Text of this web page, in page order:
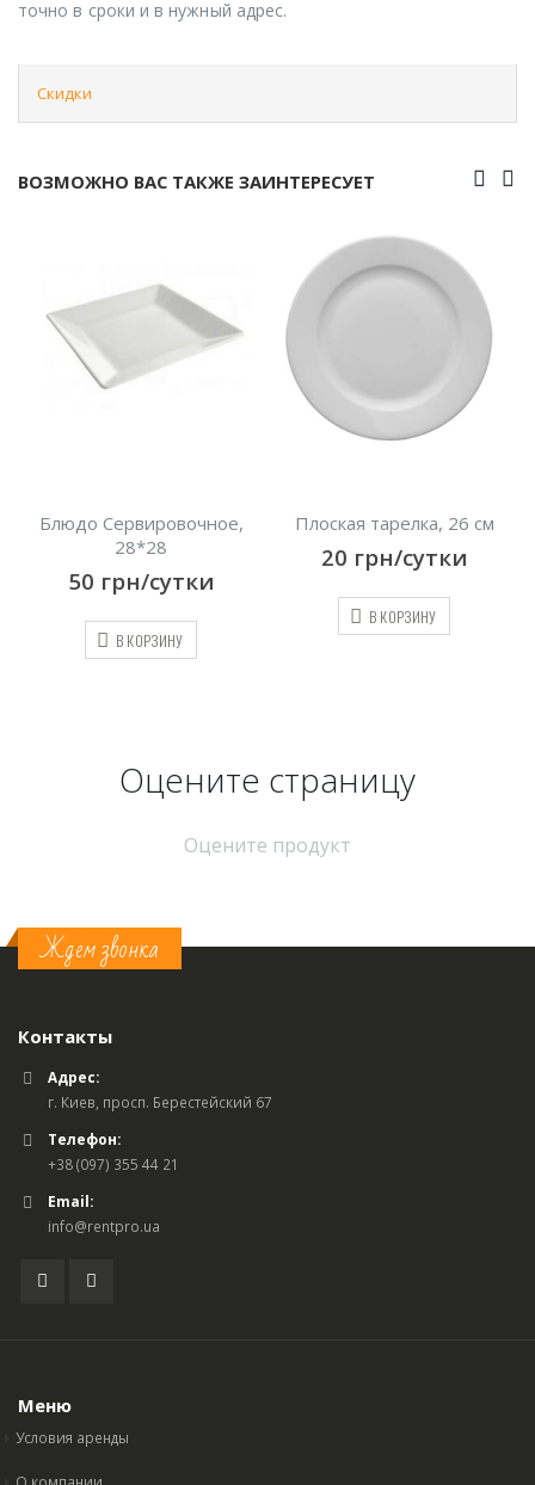
точно в сроки и в нужный адрес.
Скидки
ВОЗМОЖНО ВАС ТАКЖЕ ЗАИНТЕРЕСУЕТ
Блюдо Сервировочное,
28*28
50 грн/сутки
В КОРЗИНУ
Плоская тарелка, 26 см
20 грн/сутки
В КОРЗИНУ
Оцените страницу
Оцените продукт
Ждем звонка
Контакты
Адрес:
г. Киев, просп. Берестейский 67
Телефон:
+38 (097) 355 44 21
Email:
info@rentpro.ua
Меню
Условия аренды
О компании